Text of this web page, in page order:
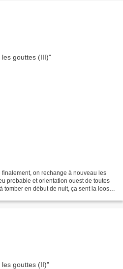
on rechange à nouveau les
probable et orientation ouest de toutes
en début de nuit, ça sent la loose